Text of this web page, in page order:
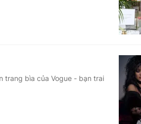
trang bìa của Vogue - bạn trai